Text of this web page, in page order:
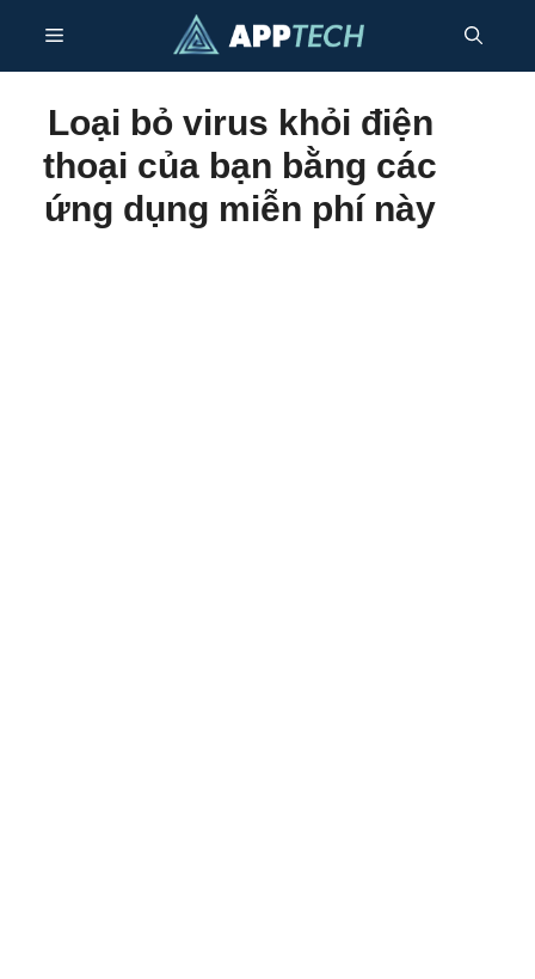
nội
Thực
Loại bỏ virus khỏi điện
thoại của bạn bằng các
ứng dụng miễn phí này